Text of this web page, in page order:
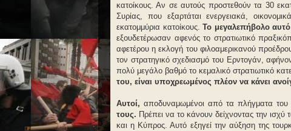
κατοίκους. Αν σε αυτούς προστεθούν τα 30
Συρίας, που εξαρτάται ενεργειακά,
εκατομμύρια κατοίκους.Το μεγαλεπήβολο
εξουδετέρωσαν αφενός το στρατιωτικό
αφετέρου η εκλογή του φιλοαμερικανού
τον στρατηγικό σχεδιασμό του Ερντογάν,
πολύ μεγάλο βαθμό το κεμαλικό στρατιωτικό
του, είναι υποχρεωμένος πλέον να κάνει
Αυτοί, αποδυναμωμένοι από τα πλήγματα
τους. Πρέπει να το κάνουν δείχνοντας την
και η Κύπρος. Αυτό εξηγεί την αύξηση της